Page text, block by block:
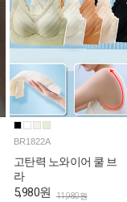
BR1822A
고탄력 노와이어 쿨 브
라
5,980원 11,980원